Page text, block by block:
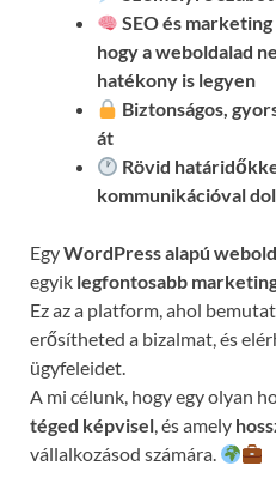
SEO és
hogy a weboldalad
hatékony is legyen
Biztonságos,
át
Rövid
kommunikációval
EgyWordPress alapú
egyik legfontosabb
Ez az a platform, ahol
erősítheted a bizalmat, és
ügyfeleidet.
A mi célunk, hogy egy olyan
téged képvisel, és amely
vállalkozásod számára.